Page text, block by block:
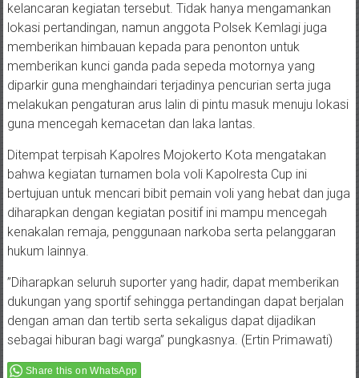
kelancaran kegiatan tersebut. Tidak hanya mengamankan
lokasi pertandingan, namun anggota Polsek Kemlagi juga
memberikan himbauan kepada para penonton untuk
memberikan kunci ganda pada sepeda motornya yang
diparkir guna menghaindari terjadinya pencurian serta juga
melakukan pengaturan arus lalin di pintu masuk menuju lokasi
guna mencegah kemacetan dan laka lantas.
Ditempat terpisah Kapolres Mojokerto Kota mengatakan
bahwa kegiatan turnamen bola voli Kapolresta Cup ini
bertujuan untuk mencari bibit pemain voli yang hebat dan juga
diharapkan dengan kegiatan positif ini mampu mencegah
kenakalan remaja, penggunaan narkoba serta pelanggaran
hukum lainnya.
”Diharapkan seluruh suporter yang hadir, dapat memberikan
dukungan yang sportif sehingga pertandingan dapat berjalan
dengan aman dan tertib serta sekaligus dapat dijadikan
sebagai hiburan bagi warga” pungkasnya. (Ertin Primawati)
Share this on WhatsApp